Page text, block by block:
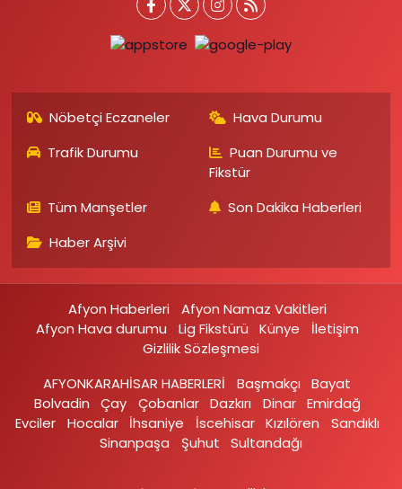
Nöbetçi Eczaneler
Hava Durumu
Trafik Durumu
Puan Durumu ve
Fikstür
Tüm Manşetler
Son Dakika Haberleri
Haber Arşivi
Afyon Haberleri
Afyon Namaz Vakitleri
Afyon Hava durumu
Lig Fikstürü Künye
İletişim
Gizlilik Sözleşmesi
AFYONKARAHİSAR HABERLERİ
Başmakçı
Bayat
Bolvadin
Çay Çobanlar Dazkırı Dinar Emirdağ‎
Evciler‎
Hocalar İhsaniye‎ İscehisar Kızılören‎
Sandıklı‎
Sinanpaşa
Şuhut Sultandağı